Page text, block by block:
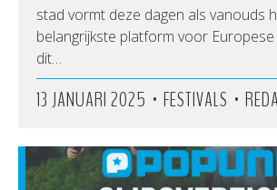
stad vormt deze dagen als vanouds
belangrijkste platform voor Europese
dit…
13 JANUARI 2025 • FESTIVALS •